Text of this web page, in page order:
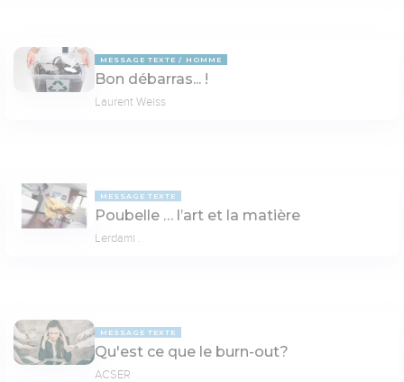
MESSAGE TEXTE HOMME
Bon débarras... !
Laurent Weiss
MESSAGE TEXTE
Poubelle … l’art et la matière
Lerdami .
MESSAGE TEXTE
Qu'est ce que le burn-out?
ACSER